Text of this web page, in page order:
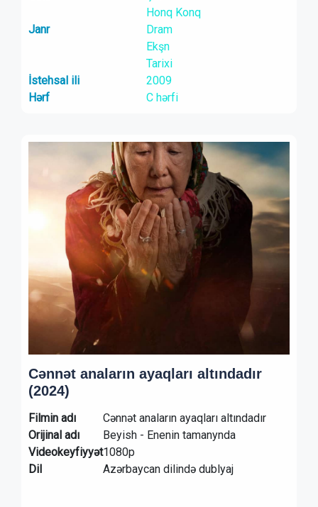
Honq Konq
Janr
Dram
Ekşn
Tarixi
İstehsal ili
2009
Hərf
C hərfi
Cənnət anaların ayaqları altındadır
(2024)
Filmin adı
Cənnət anaların ayaqları altındadır
Orijinal adı
Beyish - Enenin tamanynda
Videokeyfiyyət1080p
Dil
Azərbaycan dilində dublyaj